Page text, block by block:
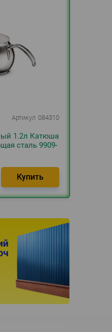
Артикул 084310
1.2л Катюша
сталь 9909-